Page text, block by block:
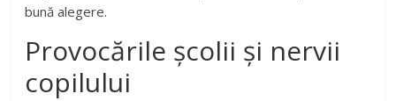
bună alegere.
Provocările școlii și nervii
copilului